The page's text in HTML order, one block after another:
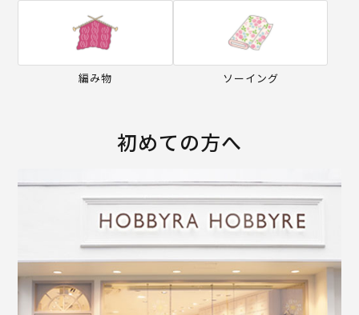
編み物 ソーイング
初めての方へ